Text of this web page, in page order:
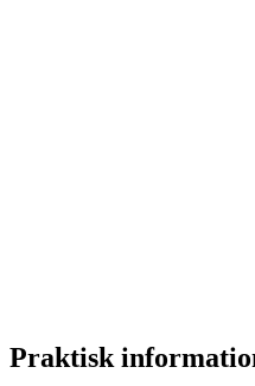
Praktisk